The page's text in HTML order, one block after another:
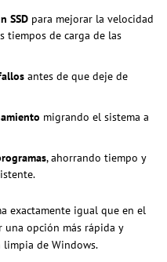
SSD para mejorar la velocidad
tiempos de carga de las
antes de que deje de
migrando el sistema a
, ahorrando tiempo y
exactamente igual que en el
opción más rápida y
de Windows.